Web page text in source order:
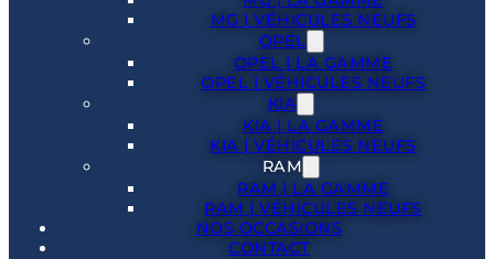
MG | VÉHICULES NEUFS
OPEL
OPEL | LA GAMME
OPEL | VÉHICULES NEUFS
KIA
KIA | LA GAMME
KIA | VÉHICULES NEUFS
RAM
RAM | LA GAMME
RAM | VÉHICULES NEUFS
NOS OCCASIONS
CONTACT